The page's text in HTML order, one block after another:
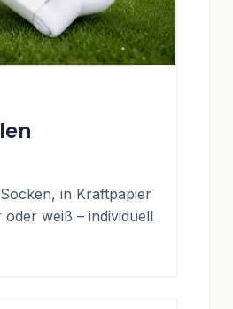
in Kraftpapier
weiß – individuell